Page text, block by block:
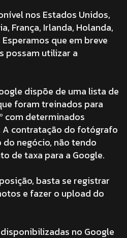
nos Estados Unidos,
França, Irlanda, Holanda,
que em breve
possam utilizar a
dispõe de uma lista de
foram treinados para
com determinados
A contratação do fotógrafo
negócio, não tendo
de taxa para a Google.
basta se registrar
e fazer o upload do
no Google